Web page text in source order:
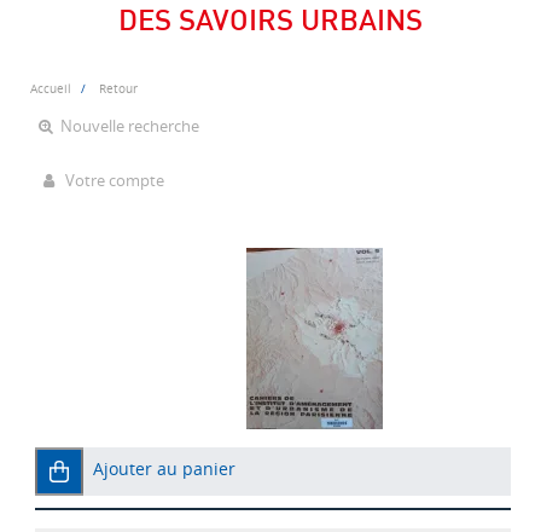
DES SAVOIRS URBAINS
Accueil Retour
Nouvelle recherche
Votre compte
Ajouter au panier